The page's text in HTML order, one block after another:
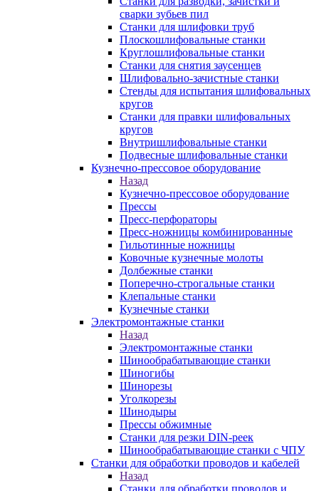
сварки зубьев пил
Станки для шлифовки труб
Плоскошлифовальные станки
Круглошлифовальные станки
Станки для снятия заусенцев
Шлифовально-зачистные станки
Стенды для испытания шлифовальных
кругов
Станки для правки шлифовальных
кругов
Внутришлифовальные станки
Подвесные шлифовальные станки
Кузнечно-прессовое оборудование
Назад
Кузнечно-прессовое оборудование
Прессы
Пресс-перфораторы
Пресс-ножницы комбинированные
Гильотинные ножницы
Ковочные кузнечные молоты
Долбежные станки
Поперечно-строгальные станки
Клепальные станки
Кузнечные станки
Электромонтажные станки
Назад
Электромонтажные станки
Шинообрабатывающие станки
Шиногибы
Шинорезы
Уголкорезы
Шинодыры
Прессы обжимные
Станки для резки DIN-реек
Шинообрабатывающие станки с ЧПУ
Станки для обработки проводов и кабелей
Назад
Станки для обработки проводов и